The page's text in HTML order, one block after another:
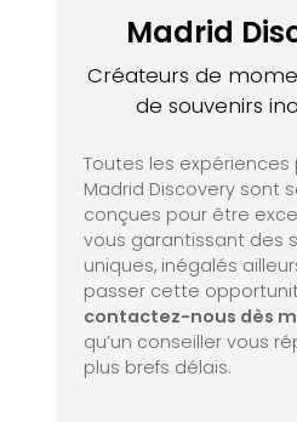
Madrid
Créateurs de
de souvenirs
Toutes les
Madrid Discovery sont
conçues pour être
vous garantissant des
uniques, inégalés
passer cette
contactez-nous dès
qu’un conseiller vous
plus brefs délais.